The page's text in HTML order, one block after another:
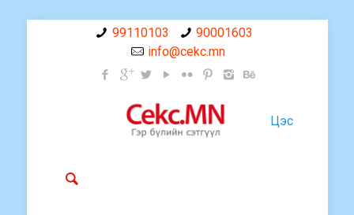
99110103
90001603
info@cekc.mn
Цэс